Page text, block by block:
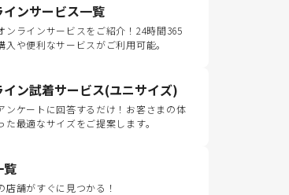
インサービス一覧
ンラインサービスをご紹介！24時間365
入や便利なサービスがご利用可能。
イン試着サービス(ユニサイズ)
ンケートに回答するだけ！お客さまの体
た最適なサイズをご提案します。
覧
店舗がすぐに見つかる！